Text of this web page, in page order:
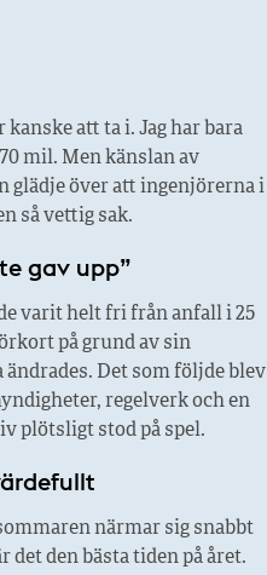
att ta i. Jag har bara
mil. Men känslan av
glädje över att ingenjörerna i
så vettig sak.
gav upp”
varit helt fri från anfall i 25
på grund av sin
Det som följde blev
regelverk och en
plötsligt stod på spel.
närmar sig snabbt
den bästa tiden på året.